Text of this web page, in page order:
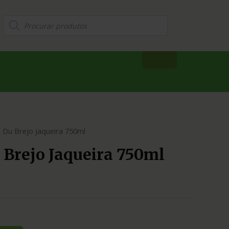
Brejo Jaqueira 750ml
Brejo Jaqueira 750ml